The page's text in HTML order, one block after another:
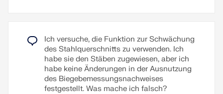
Ich versuche, die Funktion zur Schwächung
des Stahlquerschnitts zu verwenden. Ich
habe sie den Stäben zugewiesen, aber ich
habe keine Änderungen in der Ausnutzung
des Biegebemessungsnachweises
festgestellt. Was mache ich falsch?